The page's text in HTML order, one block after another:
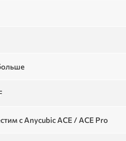
с Anycubic ACE / ACE Pro